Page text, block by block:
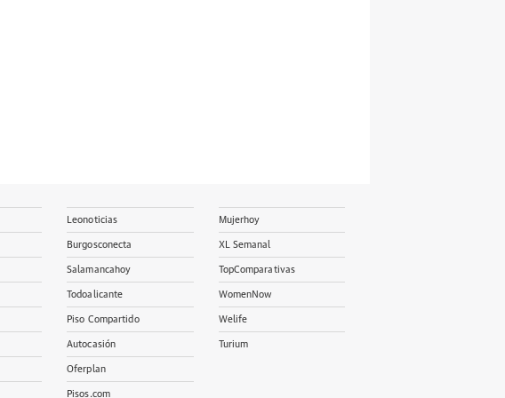
Leonoticias
Burgosconecta
Salamancahoy
Todoalicante
Piso Compartido
Autocasión
Oferplan
Pisos.com
Mujerhoy
XL Semanal
TopComparativas
WomenNow
Welife
Turium